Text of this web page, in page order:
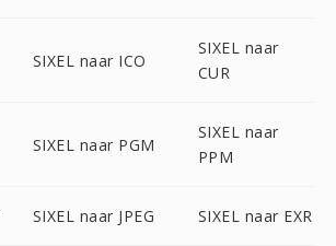
SIXEL naar ICO
SIXEL naar
CUR
SIXEL naar PGM
SIXEL naar
PPM
SIXEL naar JPEG SIXEL naar EXR